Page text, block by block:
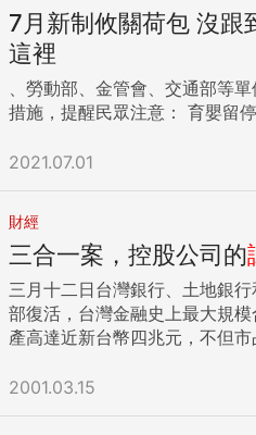
7月新制攸關荷包 沒跟
這裡
、勞動部、金管會、交通部等
措施，提醒民眾注
2021.07.01
財經
三合一案，控股公司的
三月十二日台灣銀行、土地銀
部復活，台灣金融史上最大規
產高達近新台幣四兆元，不但
聲。但也有不少行員一副老神在
2001.03.15